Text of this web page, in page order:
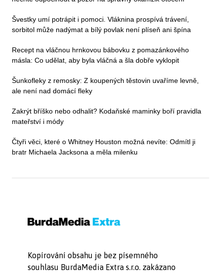
Švestky umí potrápit i pomoci. Vláknina prospívá trávení,
sorbitol může nadýmat a bílý povlak není plíseň ani špína
Recept na vláčnou hrnkovou bábovku z pomazánkového
másla: Co udělat, aby byla vláčná a šla dobře vyklopit
Šunkofleky z remosky: Z koupených těstovin uvaříme levně,
ale není nad domácí fleky
Zakrýt bříško nebo odhalit? Kodaňské maminky boří pravidla
mateřství i módy
Čtyři věci, které o Whitney Houston možná nevíte: Odmítl ji
bratr Michaela Jacksona a měla milenku
Kopírování obsahu je bez písemného
souhlasu BurdaMedia Extra s.r.o. zakázano